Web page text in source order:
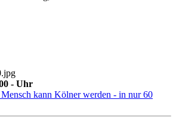
- Uhr
kann Kölner werden - in nur 60